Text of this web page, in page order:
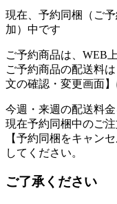
現在、予約同梱（ご
加）中です
ご予約商品は、WEB
ご予約商品の配送料
文の確認・変更画面
今週・来週の配送料
現在予約同梱中のご
【予約同梱をキャン
してください。
ご了承ください